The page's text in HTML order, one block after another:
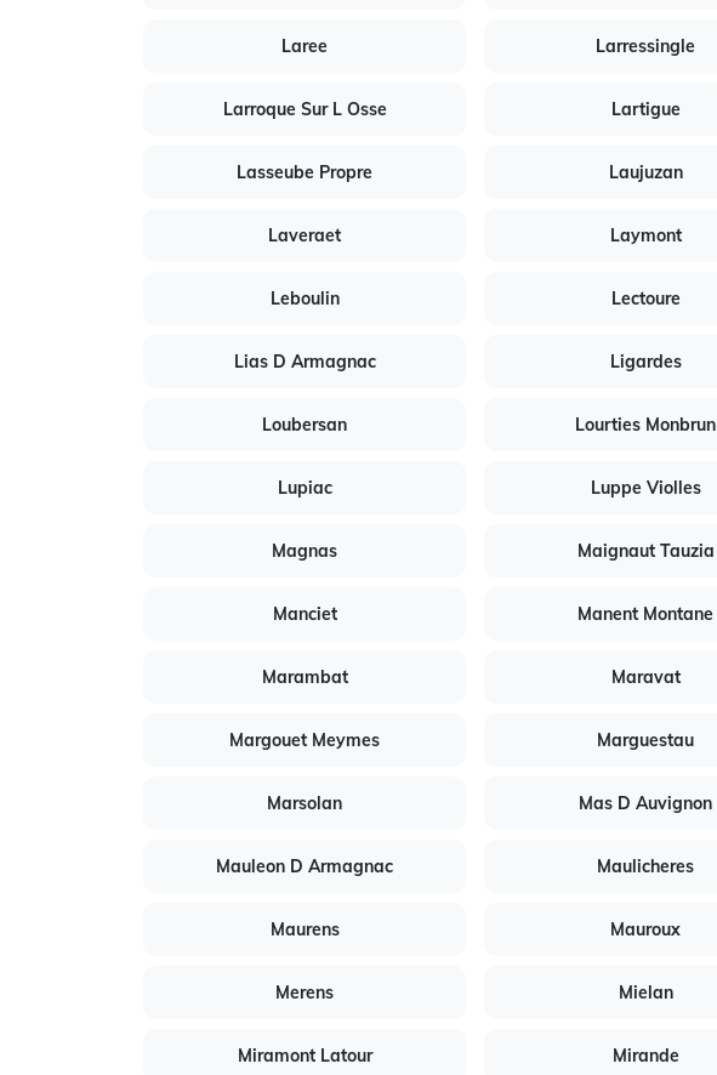
Laree Larressingle
Larroque Sur L Osse Lartigue
Lasseube Propre Laujuzan
Laveraet Laymont
Leboulin Lectoure
Lias D Armagnac Ligardes
Loubersan Lourties Monbrun
Lupiac Luppe Violles
Magnas Maignaut Tauzia
Manciet Manent Montane
Marambat Maravat
Margouet Meymes Marguestau
Marsolan Mas D Auvignon
Mauleon D Armagnac Maulicheres
Maurens Mauroux
Merens Mielan
Miramont Latour Mirande